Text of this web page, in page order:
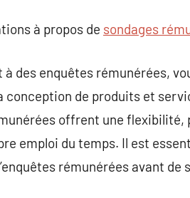
à propos de sondages
des enquêtes rémunérées,
conception de produits et
offrent une
emploi du temps. Il est
rémunérées avant de